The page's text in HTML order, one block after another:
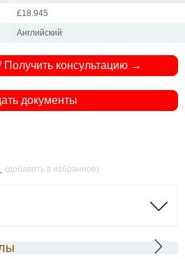
£18.945
Английский
Получить консультацию →
документы
(добавить в избранное)